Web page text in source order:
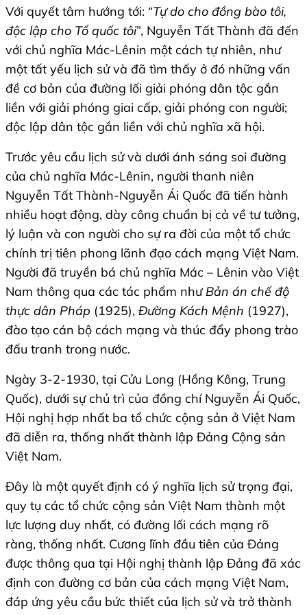
Với quyết tâm hướng tới: “Tự do cho đồng bào tôi,
độc lập cho Tổ quốc tôi”, Nguyễn Tất Thành đã đến
với chủ nghĩa Mác-Lênin một cách tự nhiên, như
một tất yếu lịch sử và đã tìm thấy ở đó những vấn
đề cơ bản của đường lối giải phóng dân tộc gắn
liền với giải phóng giai cấp, giải phóng con người;
độc lập dân tộc gắn liền với chủ nghĩa xã hội.
Trước yêu cầu lịch sử và dưới ánh sáng soi đường
của chủ nghĩa Mác-Lênin, người thanh niên
Nguyễn Tất Thành-Nguyễn Ái Quốc đã tiến hành
nhiều hoạt động, dày công chuẩn bị cả về tư tưởng,
lý luận và con người cho sự ra đời của một tổ chức
chính trị tiên phong lãnh đạo cách mạng Việt Nam.
Người đã truyền bá chủ nghĩa Mác – Lênin vào Việt
Nam thông qua các tác phẩm như Bản án chế độ
thực dân Pháp (1925), Đường Kách Mệnh (1927),
đào tạo cán bộ cách mạng và thúc đẩy phong trào
đấu tranh trong nước.
Ngày 3-2-1930, tại Cửu Long (Hồng Kông, Trung
Quốc), dưới sự chủ trì của đồng chí Nguyễn Ái Quốc,
Hội nghị hợp nhất ba tổ chức cộng sản ở Việt Nam
đã diễn ra, thống nhất thành lập Đảng Cộng sản
Việt Nam.
Đây là một quyết định có ý nghĩa lịch sử trọng đại,
quy tụ các tổ chức cộng sản Việt Nam thành một
lực lượng duy nhất, có đường lối cách mạng rõ
ràng, thống nhất. Cương lĩnh đầu tiên của Đảng
được thông qua tại Hội nghị thành lập Đảng đã xác
định con đường cơ bản của cách mạng Việt Nam,
đáp ứng yêu cầu bức thiết của lịch sử và trở thành